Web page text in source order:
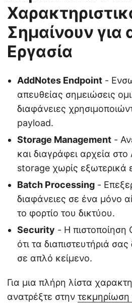
Σημαίνουν για
Εργασία
AddNotes Endpoint -
απευθείας σημειώσεις
διαφάνειες
payload.
Storage Management -
και διαγράφει αρχεία
storage χωρίς εξωτερικά
Batch Processing -
διαφάνειες σε ένα μόνο
το φορτίο του δικτύου.
Security - Η πιστοποίηση
ότι τα διαπιστευτήριά
σε απλό κείμενο.
Για μια πλήρη λίστα
ανατρέξτε στην τεκμηρίωση